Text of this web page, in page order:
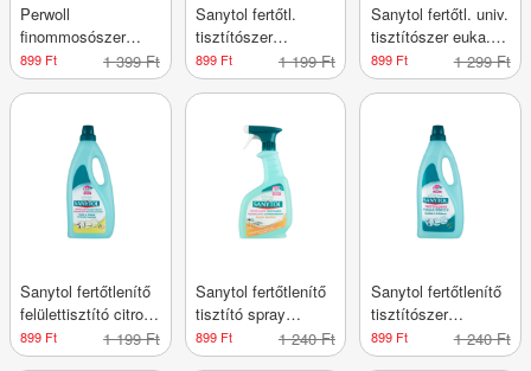
Perwoll
finommosószer
szint. és kev.szálas
15 mosás 900ml
899 Ft 1 399 Ft
Sanytol fertőtl.
tisztítószer
fürdőszobai, euka.
ill. 500ml
899 Ft 1 199 Ft
Sanytol fertőtl. univ.
tisztítószer euka.
illattal 500ml
899 Ft 1 299 Ft
Sanytol fertőtlenítő
felülettisztító citrom
1000ml
899 Ft 1 199 Ft
Sanytol fertőtlenítő
tisztító spray
konyhai 500ml
899 Ft 1 240 Ft
Sanytol fertőtlenítő
tisztítószer
eukaliptusz illattal
1l
899 Ft 1 240 Ft